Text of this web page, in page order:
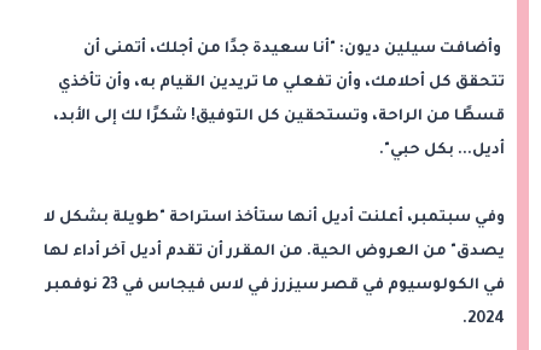
وأضافت سيلين ديون: "أنا سعيدة جدًا من أجلك، أتمنى أن
تتحقق كل أحلامك، وأن تفعلي ما تريدين القيام به، وأن تأخذي
قسطًا من الراحة، وتستحقين كل التوفيق! شكرًا لك إلى الأبد،
أديل... بكل حبي".
وفي سبتمبر، أعلنت أديل أنها ستأخذ استراحة "طويلة بشكل لا
يصدق" من العروض الحية. من المقرر أن تقدم أديل آخر أداء لها
في الكولوسيوم في قصر سيزرز في لاس فيجاس في 23 نوفمبر
2024.